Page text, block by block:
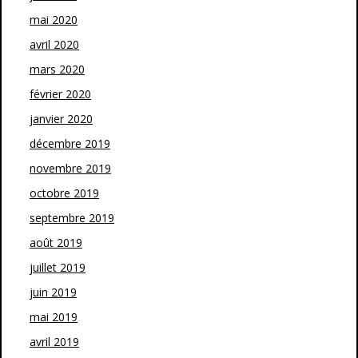
mai 2020
avril 2020
mars 2020
février 2020
janvier 2020
décembre 2019
novembre 2019
octobre 2019
septembre 2019
août 2019
juillet 2019
juin 2019
mai 2019
avril 2019